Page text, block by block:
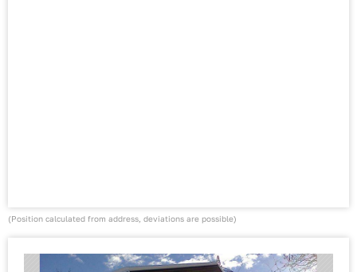
(Position calculated from address, deviations are possible)